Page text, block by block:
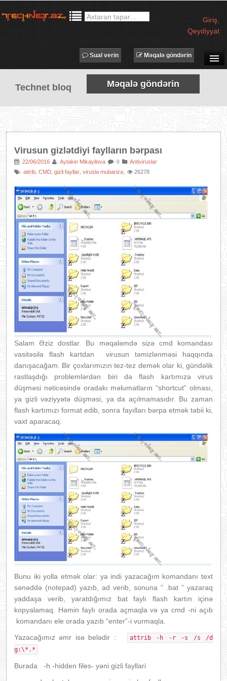
Giriş
Qeydiyyat
SUAL-CAVAB
TECHNET TV
MƏQALƏLƏR
PROQRAMLAR
AVADANLIQLAR
IT LÜĞƏT
XƏBƏRLƏR
Məqalə göndərin
Sual verin
Technet bloq Məqalə göndərin
Virusun gizlətdiyi faylların bərpası
: 22/06/2016 : Aytakin Mikayilova : 0 : Antiviruslar
: attrib CMD gizli fayllar virusla mubarizə 26278
Salam Əziz dostlar. Bu məqaləmdə sizə cmd komandası
vasitəsilə flash kartdan virusun təmizlənməsi haqqında
danışacağam. Bir çoxlarımızın tez-tez demək olar ki, gündəlik
rastlaşdığı problemlərdən biri də flash kartımıza virus
düşməsi nəticəsində oradakı məlumatların “shortcut” olması,
ya gizli vəziyyətə düşməsi, ya da açılmamasıdır. Bu zaman
flash kartımızı format edib, sonra fayılları bərpa etmək təbii ki,
vaxt aparacaq.
Bunu iki yolla etmək olar: ya indi yazacağım komandanı text
sənəddə (notepad) yazıb, ad verib, sonuna ” .bat ” yazaraq
yaddaşa verib, yaratdığımız bat faylı flash kartın içinə
kopyalamaq. Həmin faylı orada açmaqla və ya cmd -ni açıb
komandanı ele orada yazıb “enter”-i vurmaqla.
Yazacağımız əmr isə belədir :
attrib -h -r -s /s /d
g:\*.*
Burada -h -hidden files- yəni gizli fayllari